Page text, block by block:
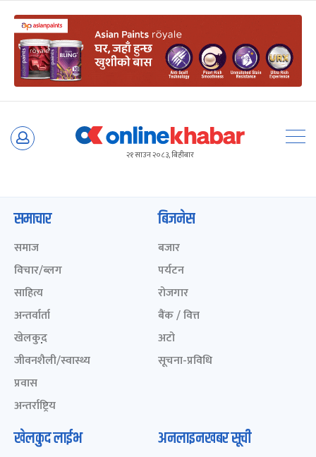
Skip
२१ साउन २०८३, बिहीबार
समाचार
समाज
विचार/ब्लग
साहित्य
अन्तर्वार्ता
खेलकुद़़
जीवनशैली/स्वास्थ्य
प्रवास
अन्तर्राष्ट्रिय
बिजनेस
बजार
पर्यटन
रोजगार
बैंक / वित्त
अटो
सूचना-प्रविधि
खेलकुद लाईभ अनलाइनखबर सूची